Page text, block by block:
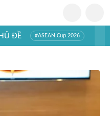
ĐỀ #ASEAN Cup 2026